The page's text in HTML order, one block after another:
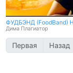
ФУДБЭНД (FoodBand)
Дима Плагиатор
Первая Назад